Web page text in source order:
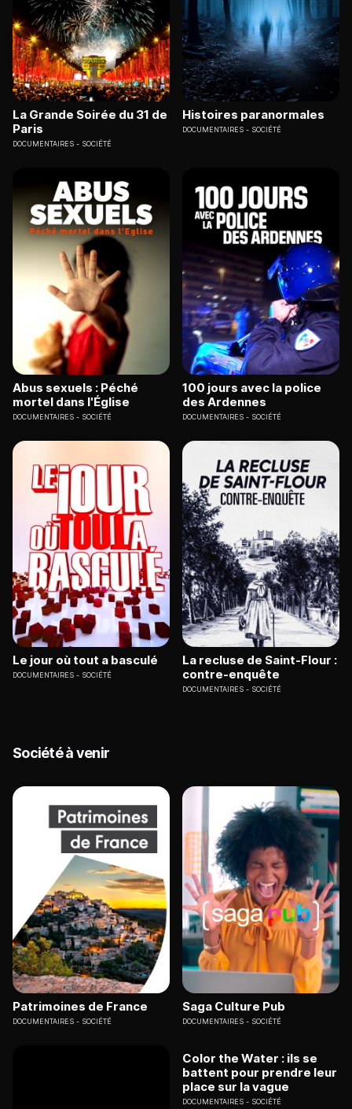
La Grande Soirée du 31 de
Paris
DOCUMENTAIRES SOCIÉTÉ
Histoires paranormales
DOCUMENTAIRES SOCIÉTÉ
Abus sexuels : Péché
mortel dans l'Église
DOCUMENTAIRES SOCIÉTÉ
100 jours avec la police
des Ardennes
DOCUMENTAIRES SOCIÉTÉ
Le jour où tout a basculé
DOCUMENTAIRES SOCIÉTÉ
La recluse de Saint-Flour :
contre-enquête
DOCUMENTAIRES SOCIÉTÉ
Société à venir
Patrimoines de France
DOCUMENTAIRES SOCIÉTÉ
Saga Culture Pub
DOCUMENTAIRES SOCIÉTÉ
Color the Water : ils se
battent pour prendre leur
place sur la vague
DOCUMENTAIRES SOCIÉTÉ